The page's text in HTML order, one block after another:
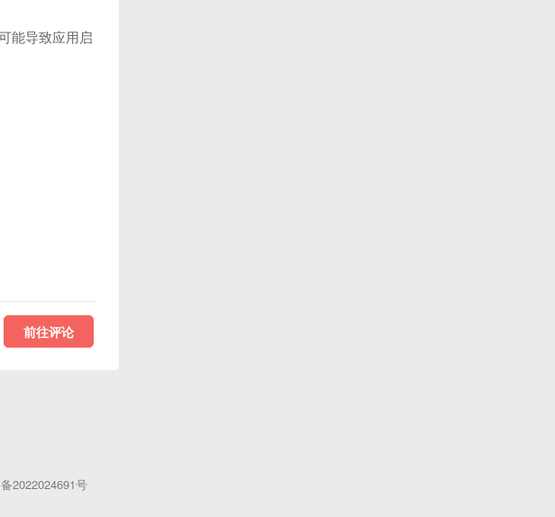
能导致应用启
前往评论
2022024691号